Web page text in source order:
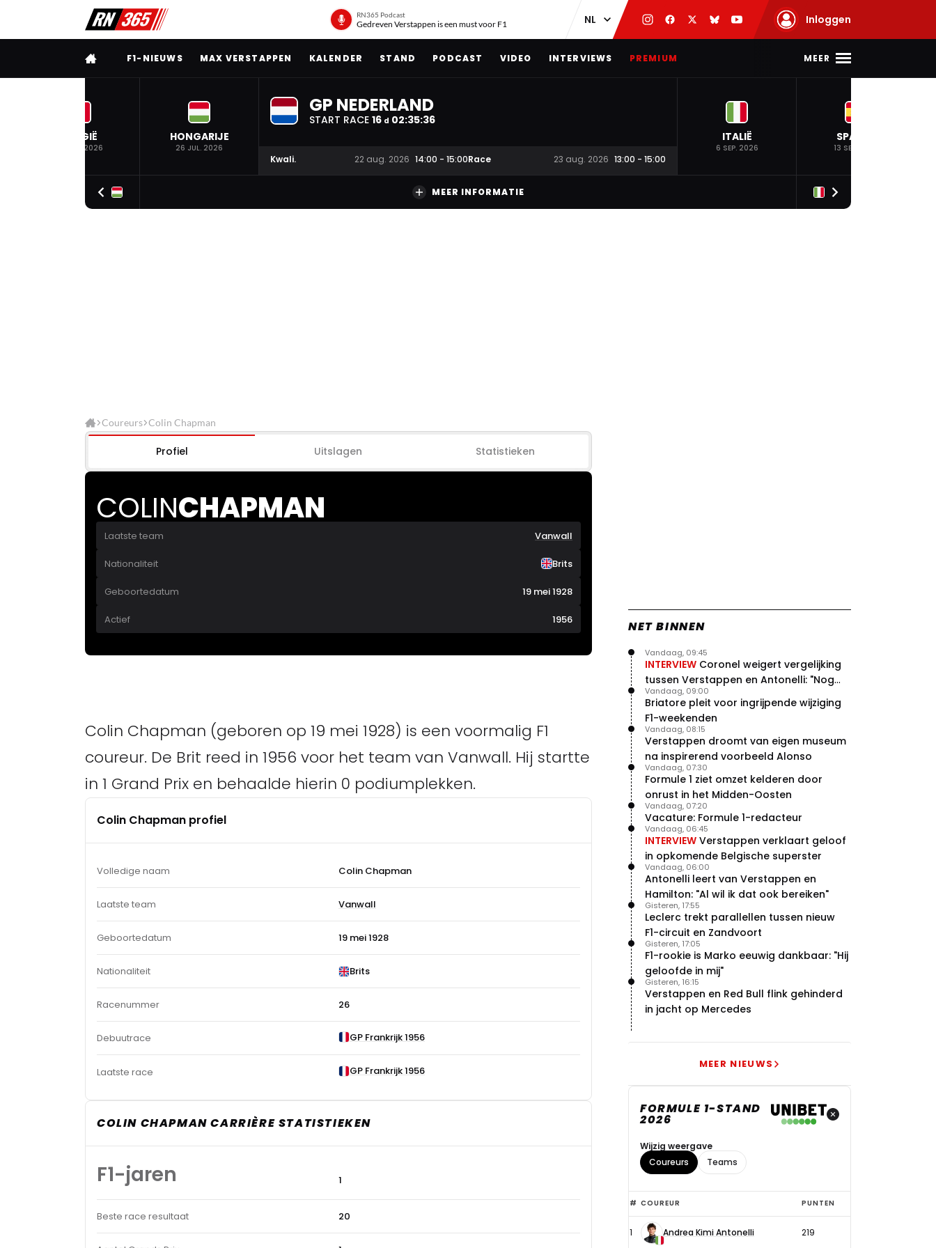
RN365 Podcast
Gedreven Verstappen is een must voor F1 Inloggen
VOLLEDIG MENU
F1-NIEUWS MAX VERSTAPPEN KALENDER STAND PODCAST VIDEO INTERVIEWS PREMIUM MEER
BELGIË
19 JUL. 2026
HONGARIJE
26 JUL. 2026
GP NEDERLAND
START RACE 16 d 02:35:35
Kwali. 22 aug. 2026 14:00 - 15:00Race 23 aug. 2026 13:00 - 15:00
ITALIË
6 SEP. 2026
SPANJE
13 SEP. 2026
MEER INFORMATIE
Coureurs Colin Chapman
Profiel Uitslagen Statistieken
COLINCHAPMAN
Laatste team Vanwall
Nationaliteit Brits
Geboortedatum 19 mei 1928
Actief 1956
Colin Chapman (geboren op 19 mei 1928) is een voormalig F1
coureur. De Brit reed in 1956 voor het team van Vanwall. Hij startte
in 1 Grand Prix en behaalde hierin 0 podiumplekken.
Colin Chapman profiel
Volledige naam Colin Chapman
Laatste team Vanwall
Geboortedatum 19 mei 1928
Nationaliteit Brits
Racenummer 26
Debuutrace GP Frankrijk 1956
Laatste race GP Frankrijk 1956
COLIN CHAPMAN CARRIÈRE STATISTIEKEN
F1-jaren 1
Beste race resultaat 20
NET BINNEN
INTERVIEW Coronel weigert vergelijking
tussen Verstappen en Antonelli: "Nog
niet dat niveau"
Vandaag, 09:45
Briatore pleit voor ingrijpende wijziging
F1-weekenden
Vandaag, 09:00
Verstappen droomt van eigen museum
na inspirerend voorbeeld Alonso
Vandaag, 08:15
Formule 1 ziet omzet kelderen door
onrust in het Midden-Oosten
Vandaag, 07:30
Vacature: Formule 1-redacteur
Vandaag, 07:20
INTERVIEW Verstappen verklaart geloof
in opkomende Belgische superster
Vandaag, 06:45
Antonelli leert van Verstappen en
Hamilton: "Al wil ik dat ook bereiken"
Vandaag, 06:00
Leclerc trekt parallellen tussen nieuw
F1-circuit en Zandvoort
Gisteren, 17:55
F1-rookie is Marko eeuwig dankbaar: "Hij
geloofde in mij"
Gisteren, 17:05
Verstappen en Red Bull flink gehinderd
in jacht op Mercedes
Gisteren, 16:15
MEER NIEUWS
FORMULE 1-STAND
2026
Wijzig weergave
Coureurs
Teams
Top
6
coureurs
# COUREUR PUNTEN
1 Andrea Kimi Antonelli 219